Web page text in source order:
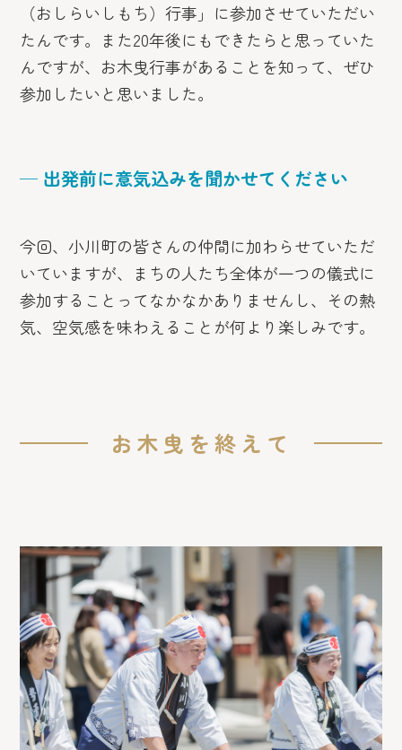
（おしらいしもち）行事」に参加させていただい
たんです。また20年後にもできたらと思っていた
んですが、お木曳行事があることを知って、ぜひ
参加したいと思いました。
─ 出発前に意気込みを聞かせてください
今回、小川町の皆さんの仲間に加わらせていただ
いていますが、まちの人たち全体が一つの儀式に
参加することってなかなかありませんし、その熱
気、空気感を味わえることが何より楽しみです。
お木曳を終えて